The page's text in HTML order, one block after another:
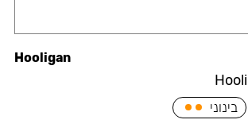
Hooligan
בינוני